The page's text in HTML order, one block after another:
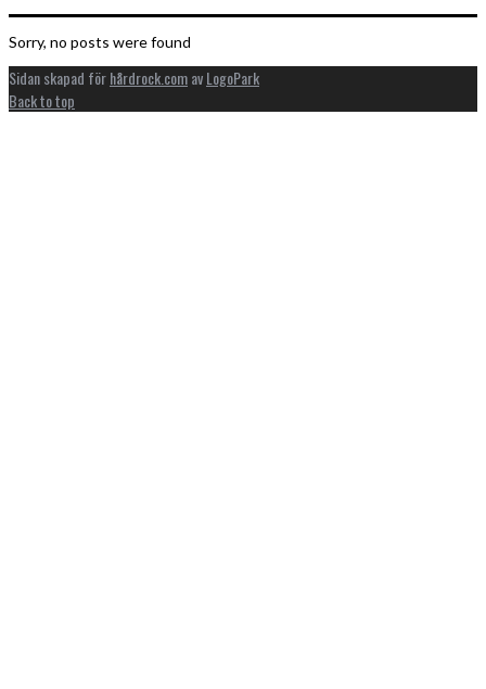
Sorry, no posts were found
Sidan skapad förhårdrock.comavLogoPark
Back to top